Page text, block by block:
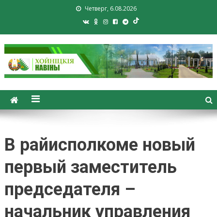
Четверг, 6.08.2026
Хойники. Хойнiцкiя навiны.
Новости Хойник. Районная
В райисполкоме новый
первый заместитель
председателя –
начальник управления